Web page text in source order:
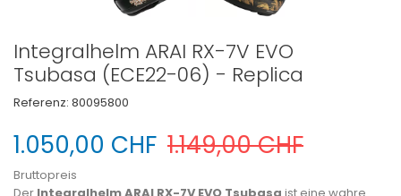
Integralhelm ARAI RX-7V EVO
Tsubasa (ECE22-06) - Replica
Referenz: 80095800
1.050,00 CHF 1.149,00 CHF
Bruttopreis